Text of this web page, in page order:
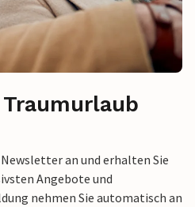
an und erhalten Sie
Angebote und
nehmen Sie automatisch an